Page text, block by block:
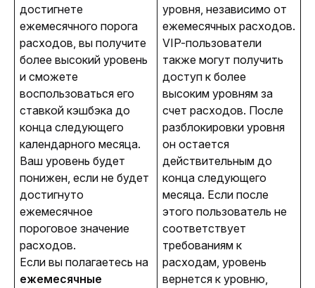
достигнете
ежемесячного порога
расходов, вы получите
более высокий уровень
и сможете
воспользоваться его
ставкой кэшбэка до
конца следующего
календарного месяца.
Ваш уровень будет
понижен, если не будет
достигнуто
ежемесячное
пороговое значение
расходов.
Если вы полагаетесь на
ежемесячные
уровня, независимо от
ежемесячных расходов.
VIP-пользователи
также могут получить
доступ к более
высоким уровням за
счет расходов. После
разблокировки уровня
он остается
действительным до
конца следующего
месяца. Если после
этого пользователь не
соответствует
требованиям к
расходам, уровень
вернется к уровню,